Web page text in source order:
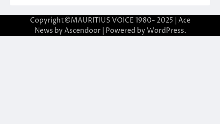
Copyright©MAURITIUS VOICE 1980- 2025 | Ace
News by Ascendoor| Powered by WordPress.